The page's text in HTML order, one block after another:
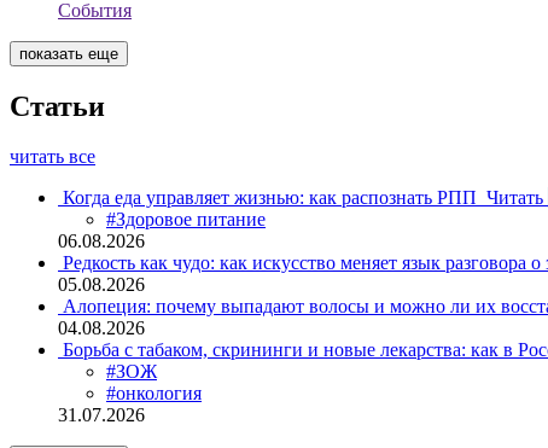
События
показать еще
Статьи
читать все
Когда еда управляет жизнью: как распознать РПП Читать
#Здоровое питание
06.08.2026
Редкость как чудо: как искусство меняет язык разговора о
05.08.2026
Алопеция: почему выпадают волосы и можно ли их
04.08.2026
Борьба с табаком, скрининги и новые лекарства: как в
#ЗОЖ
#онкология
31.07.2026